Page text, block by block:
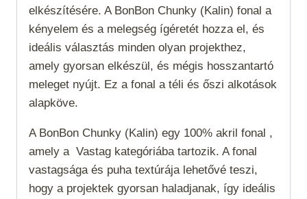
elkészítésére. A BonBon Chunky (Kalin) fonal a
kényelem és a melegség ígéretét hozza el, és
ideális választás minden olyan projekthez,
amely gyorsan elkészül, és mégis hosszantartó
meleget nyújt. Ez a fonal a téli és őszi alkotások
alapköve.
A BonBon Chunky (Kalin) egy 100% akril fonal ,
amely a Vastag kategóriába tartozik. A fonal
vastagsága és puha textúrája lehetővé teszi,
hogy a projektek gyorsan haladjanak, így ideális